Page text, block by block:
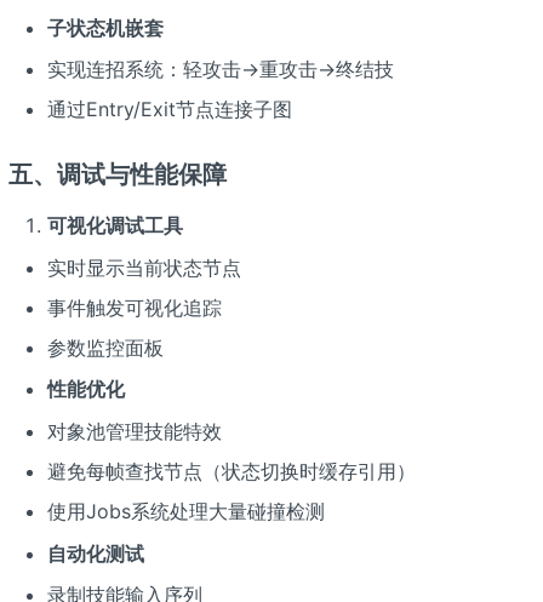
子状态机嵌套
实现连招系统：轻攻击→重攻击→终结技
通过Entry/Exit节点连接子图
五、调试与性能保障
可视化调试工具
实时显示当前状态节点
事件触发可视化追踪
参数监控面板
性能优化
对象池管理技能特效
避免每帧查找节点（状态切换时缓存引用）
使用Jobs系统处理大量碰撞检测
自动化测试
录制技能输入序列